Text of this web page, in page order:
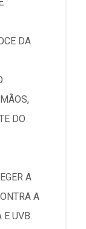
DA
DO
A
A
E UVB.